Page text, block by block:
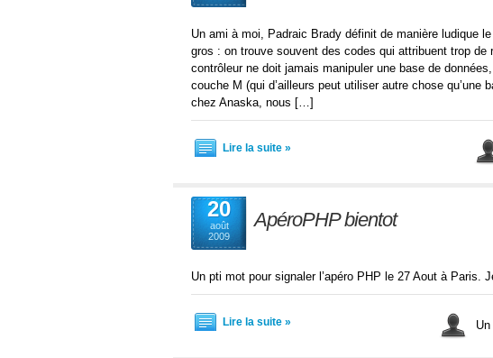
Un ami à moi, Padraic Brady définit de manière ludique
gros : on trouve souvent des codes qui attribuent trop de
contrôleur ne doit jamais manipuler une base de
couche M (qui d’ailleurs peut utiliser autre chose
chez Anaska, nous […]
Lire la suite »
20
août
2009
ApéroPHP bientot
Un pti mot pour signaler l’apéro PHP le 27 Aout à Paris.
Lire la suite »